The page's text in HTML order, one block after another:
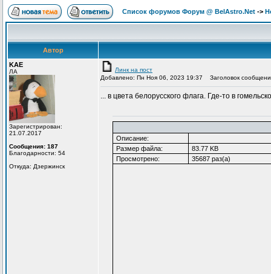
Список форумов Форум @ BelAstro.Net ->
Автор
KAE
ЛА
Зарегистрирован:
21.07.2017
Сообщения: 187
Благодарности: 54
Откуда: Дзержинск
Линк на пост
Добавлено: Пн Ноя 06, 2023 19:37
Заголовок
... в цвета белорусского флага. Где-то в
Описание:
Размер файла:
83.77 KB
Просмотрено:
35687 раз(а)